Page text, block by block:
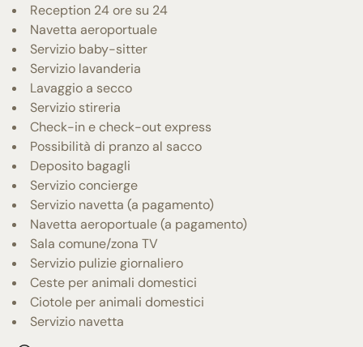
Reception 24 ore su 24
Navetta aeroportuale
Servizio baby-sitter
Servizio lavanderia
Lavaggio a secco
Servizio stireria
Check-in e check-out express
Possibilità di pranzo al sacco
Deposito bagagli
Servizio concierge
Servizio navetta (a pagamento)
Navetta aeroportuale (a pagamento)
Sala comune/zona TV
Servizio pulizie giornaliero
Ceste per animali domestici
Ciotole per animali domestici
Servizio navetta